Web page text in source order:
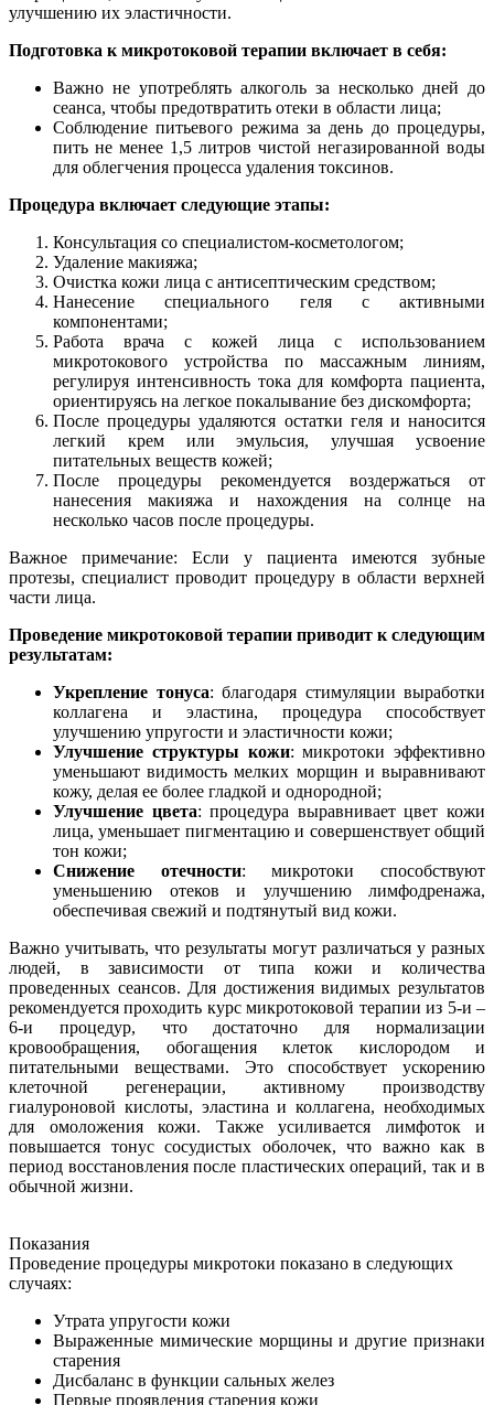
улучшению их эластичности.
Подготовка к микротоковой терапии включает в себя:
Важно не употреблять алкоголь за несколько дней до
сеанса, чтобы предотвратить отеки в области лица;
Соблюдение питьевого режима за день до процедуры,
пить не менее 1,5 литров чистой негазированной воды
для облегчения процесса удаления токсинов.
Процедура включает следующие этапы:
Консультация со специалистом-косметологом;
Удаление макияжа;
Очистка кожи лица с антисептическим средством;
Нанесение специального геля с активными
компонентами;
Работа врача с кожей лица с использованием
микротокового устройства по массажным линиям,
регулируя интенсивность тока для комфорта пациента,
ориентируясь на легкое покалывание без дискомфорта;
После процедуры удаляются остатки геля и наносится
легкий крем или эмульсия, улучшая усвоение
питательных веществ кожей;
После процедуры рекомендуется воздержаться от
нанесения макияжа и нахождения на солнце на
несколько часов после процедуры.
Важное примечание: Если у пациента имеются зубные
протезы, специалист проводит процедуру в области верхней
части лица.
Проведение микротоковой терапии приводит к следующим
результатам:
Укрепление тонуса: благодаря стимуляции выработки
коллагена и эластина, процедура способствует
улучшению упругости и эластичности кожи;
Улучшение структуры кожи: микротоки эффективно
уменьшают видимость мелких морщин и выравнивают
кожу, делая ее более гладкой и однородной;
Улучшение цвета: процедура выравнивает цвет кожи
лица, уменьшает пигментацию и совершенствует общий
тон кожи;
Снижение отечности: микротоки способствуют
уменьшению отеков и улучшению лимфодренажа,
обеспечивая свежий и подтянутый вид кожи.
Важно учитывать, что результаты могут различаться у разных
людей, в зависимости от типа кожи и количества
проведенных сеансов. Для достижения видимых результатов
рекомендуется проходить курс микротоковой терапии из 5-и –
6-и процедур, что достаточно для нормализации
кровообращения, обогащения клеток кислородом и
питательными веществами. Это способствует ускорению
клеточной регенерации, активному производству
гиалуроновой кислоты, эластина и коллагена, необходимых
для омоложения кожи. Также усиливается лимфоток и
повышается тонус сосудистых оболочек, что важно как в
период восстановления после пластических операций, так и в
обычной жизни.
Показания
Проведение процедуры микротоки показано в следующих
случаях:
Утрата упругости кожи
Выраженные мимические морщины и другие признаки
старения
Дисбаланс в функции сальных желез
Первые проявления старения кожи